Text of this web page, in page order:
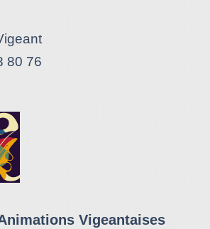
80 76
Vigeantaises